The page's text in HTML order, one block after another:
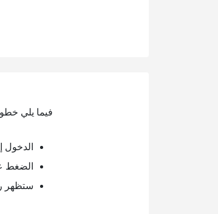
فيما يلي
الضغط
ستظهر